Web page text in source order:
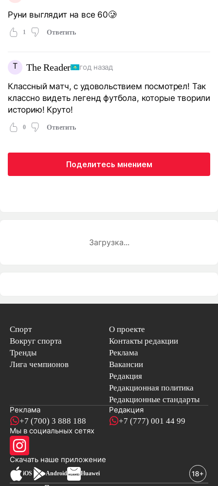
Руни выглядит на все 60🥲
1 Ответить
T The Reader год назад
Классный матч, с удовольствием посмотрел! Так
классно видеть легенд футбола, которые творили
историю! Круто!
0 Ответить
Поделитесь мнением
Загрузка...
Спорт
Вокруг спорта
Тренды
Лига чемпионов
О проекте
Контакты редакции
Реклама
Вакансии
Редакция
Редакционная политика
Редакционные стандарты
Реклама
+7 (700) 3 888 188
Редакция
+7 (777) 001 44 99
Мы в социальных сетях
Скачать наше приложениеновостей
iOS Android Huawei